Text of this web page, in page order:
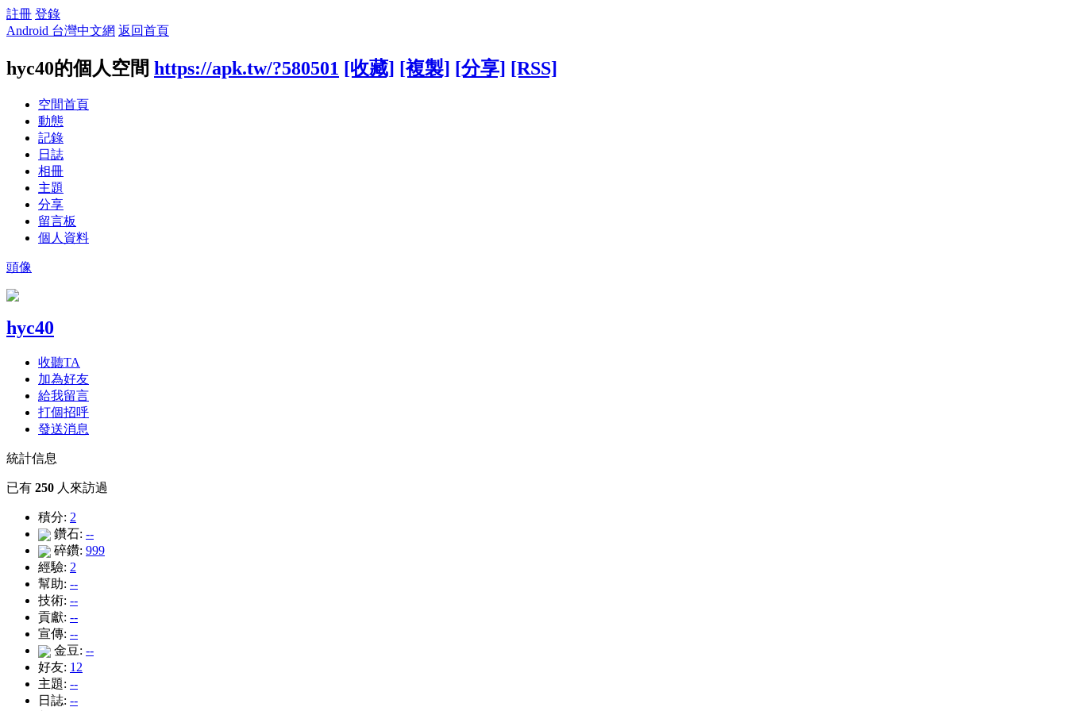
註冊 登錄
Android 台灣中文網 返回首頁
hyc40的個人空間 https://apk.tw/?580501 [收藏] [複製] [分享] [RSS]
空間首頁
動態
記錄
日誌
相冊
主題
分享
留言板
個人資料
頭像
hyc40
收聽TA
加為好友
給我留言
打個招呼
發送消息
統計信息
已有 250 人來訪過
積分: 2
鑽石: --
碎鑽: 999
經驗: 2
幫助: --
技術: --
貢獻: --
宣傳: --
金豆: --
好友: 12
主題: --
日誌: --